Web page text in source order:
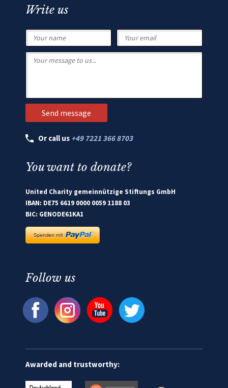
Write us
Or call us +49 7221 366 8703
You want to donate?
United Charity gemeinnützige Stiftungs GmbH
IBAN: DE75 6619 0000 0059 1188 03
BIC: GENODE61KA1
Follow us
Awarded and trustworthy: